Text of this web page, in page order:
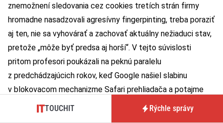
znemožnení sledovania cez cookies tretích strán firmy
hromadne nasadzovali agresívny fingerpinting, treba poraziť
aj ten, nie sa vyhovárať a zachovať aktuálny nežiaduci stav,
pretože „môže byť predsa aj horší“. V tejto súvislosti
pritom profesori poukázali na peknú paralelu
z predchádzajúcich rokov, keď Google našiel slabinu
v blokovacom mechanizme Safari prehliadača a potajme
začal svoje cookies sledovacích systémov cez ňu
TOUCHIT Rýchle správy